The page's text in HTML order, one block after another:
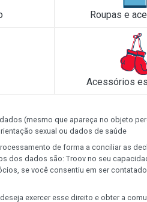
Roupas e
Acessórios
(mesmo que apareça no objeto
sexual ou dados de saúde
de forma a conciliar as
dados são: Troov no seu
se você consentiu em ser
exercer esse direito e obter a